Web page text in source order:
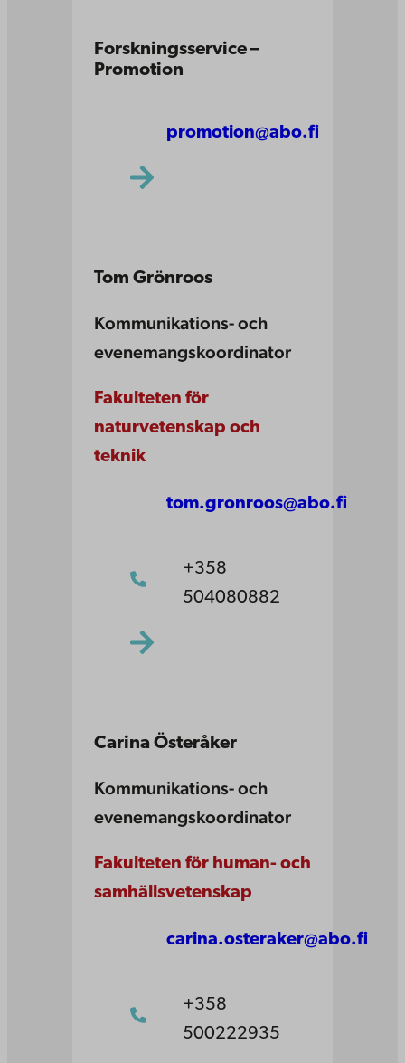
Forskningsservice –
Promotion
promotion@abo.fi
Tom Grönroos
Kommunikations- och
evenemangskoordinator
Fakulteten för
naturvetenskap och
teknik
tom.gronroos@abo.fi
+358
504080882
Carina Österåker
Kommunikations- och
evenemangskoordinator
Fakulteten för human- och
samhällsvetenskap
carina.osteraker@abo.fi
+358
500222935